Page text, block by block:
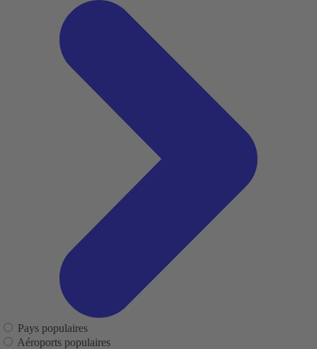
Pays populaires
Aéroports populaires